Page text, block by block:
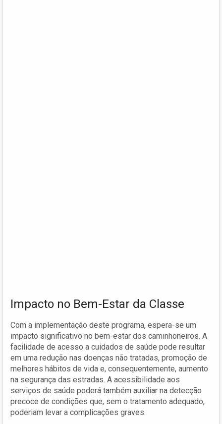
Impacto no Bem-Estar da Classe
Com a implementação deste programa, espera-se um
impacto significativo no bem-estar dos caminhoneiros. A
facilidade de acesso a cuidados de saúde pode resultar
em uma redução nas doenças não tratadas, promoção de
melhores hábitos de vida e, consequentemente, aumento
na segurança das estradas. A acessibilidade aos
serviços de saúde poderá também auxiliar na detecção
precoce de condições que, sem o tratamento adequado,
poderiam levar a complicações graves.